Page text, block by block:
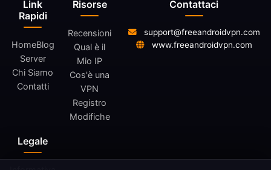
Link
Rapidi
HomeBlog
Server
Chi Siamo
Contatti
Risorse
Recensioni
Qual è il
Mio IP
Cos'è una
VPN
Registro
Modifiche
Legale
Contattaci
support@freeandroidvpn.com
www.freeandroidvpn.com